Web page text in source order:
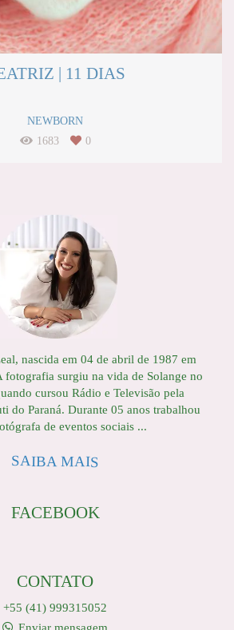
| 11 DIAS
NEWBORN
1683
0
nascida em 04 de abril de 1987 em
fotografia surgiu na vida de Solange no
cursou Rádio e Televisão pela
do Paraná. Durante 05 anos trabalhou
de eventos sociais ...
SAIBA MAIS
FACEBOOK
CONTATO
+55 (41) 999315052
Enviar mensagem